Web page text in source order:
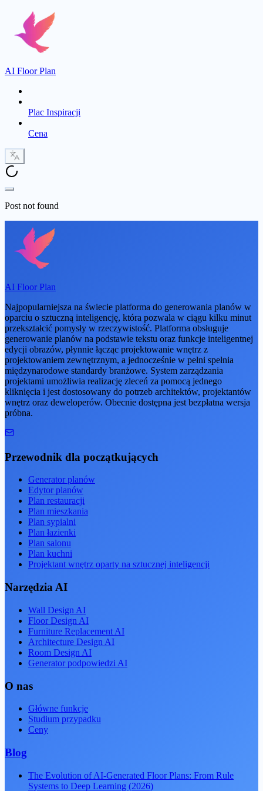
AI Floor Plan
Plac Inspiracji
Cena
Post not found
AI Floor Plan
Najpopularniejsza na świecie platforma do generowania planów w
oparciu o sztuczną inteligencję, która pozwala w ciągu kilku minut
przekształcić pomysły w rzeczywistość. Platforma obsługuje
generowanie planów na podstawie tekstu oraz funkcje inteligentnej
edycji obrazów, płynnie łącząc projektowanie wnętrz z
projektowaniem zewnętrznym, a jednocześnie w pełni spełnia
międzynarodowe standardy branżowe. System zarządzania
projektami umożliwia realizację zleceń za pomocą jednego
kliknięcia i jest dostosowany do potrzeb architektów, projektantów
wnętrz oraz deweloperów. Obecnie dostępna jest bezpłatna wersja
próbna.
Przewodnik dla początkujących
Generator planów
Edytor planów
Plan restauracji
Plan mieszkania
Plan sypialni
Plan łazienki
Plan salonu
Plan kuchni
Projektant wnętrz oparty na sztucznej inteligencji
Narzędzia AI
Wall Design AI
Floor Design AI
Furniture Replacement AI
Architecture Design AI
Room Design AI
Generator podpowiedzi AI
O nas
Główne funkcje
Studium przypadku
Ceny
Blog
The Evolution of AI-Generated Floor Plans: From Rule
Systems to Deep Learning (2026)